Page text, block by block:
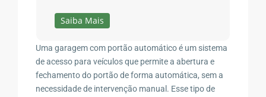
Saiba Mais
Uma garagem com portão automático é um sistema
de acesso para veículos que permite a abertura e
fechamento do portão de forma automática, sem a
necessidade de intervenção manual. Esse tipo de